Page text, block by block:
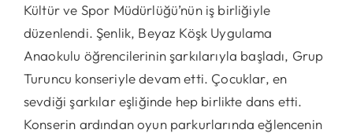
Kültür ve Spor Müdürlüğü’nün iş birliğiyle
düzenlendi. Şenlik, Beyaz Köşk Uygulama
Anaokulu öğrencilerinin şarkılarıyla başladı, Grup
Turuncu konseriyle devam etti. Çocuklar, en
sevdiği şarkılar eşliğinde hep birlikte dans etti.
Konserin ardından oyun parkurlarında eğlencenin